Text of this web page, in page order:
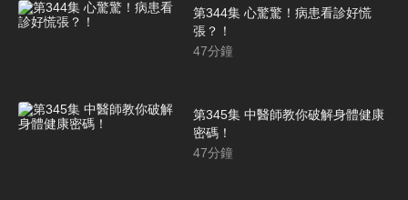
第344集 心驚驚！病患看診好慌
張？！
47分鐘
第345集 中醫師教你破解身體健康
密碼！
47分鐘